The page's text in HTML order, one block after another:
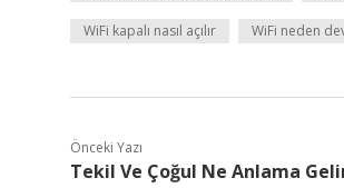
WiFi kapalı nasıl açılır WiFi neden
Önceki Yazı
Tekil Ve Çoğul Ne Anlama